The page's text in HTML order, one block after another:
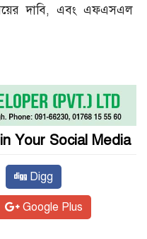
দাবি, এবং এফএসএল
Your Social Media
Digg
Google Plus